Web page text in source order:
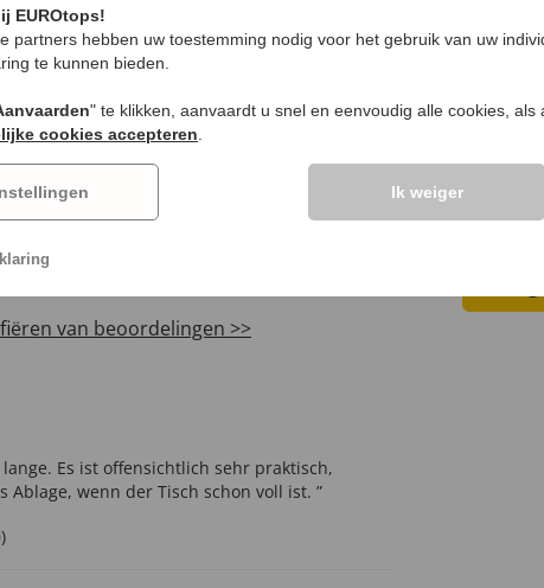
2
€ 49,99 € 49,99
KLANTEN ZEGGEN
4.5 van 5 sterren
van beoordelingen >>
Es ist offensichtlich sehr praktisch,
Ablage, wenn der Tisch schon voll ist. ”
)
UW
EUROtops!
partners hebben uw toestemming nodig voor het gebruik van uw
te kunnen bieden.
" te klikken, aanvaardt u snel en eenvoudig alle cookies, als
cookies accepteren
Ik weiger